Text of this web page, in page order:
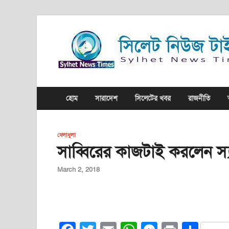
হোম সারাদেশ সিলেটের খবর রাজনীতি
খেলাধুলা
সাব্বিরের কাজটাই করলেন
March 2, 2018